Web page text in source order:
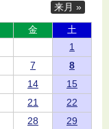
来月 »
金
土
1
7
8
14
15
21
22
28
29